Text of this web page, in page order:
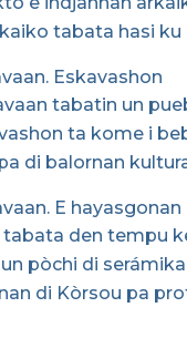
tabata hasi
Eskavashon
tabatin un
ta kome i
di balornan
E hayasgonan
tabata den tempu
pòchi di serámika
di Kòrsou pa